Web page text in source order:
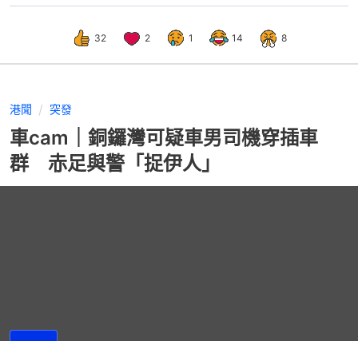
32 2 1 14 8
港聞 突發
車cam｜銅鑼灣可疑車男司機穿插車
群 赤足與警「捉伊人」